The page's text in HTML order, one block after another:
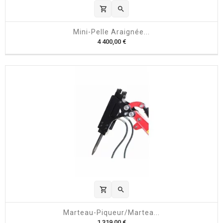
shopping_cart 
Mini-Pelle Araignée...
4 400,00 €P
x
shopping_cart 
Marteau-Piqueur/martea...